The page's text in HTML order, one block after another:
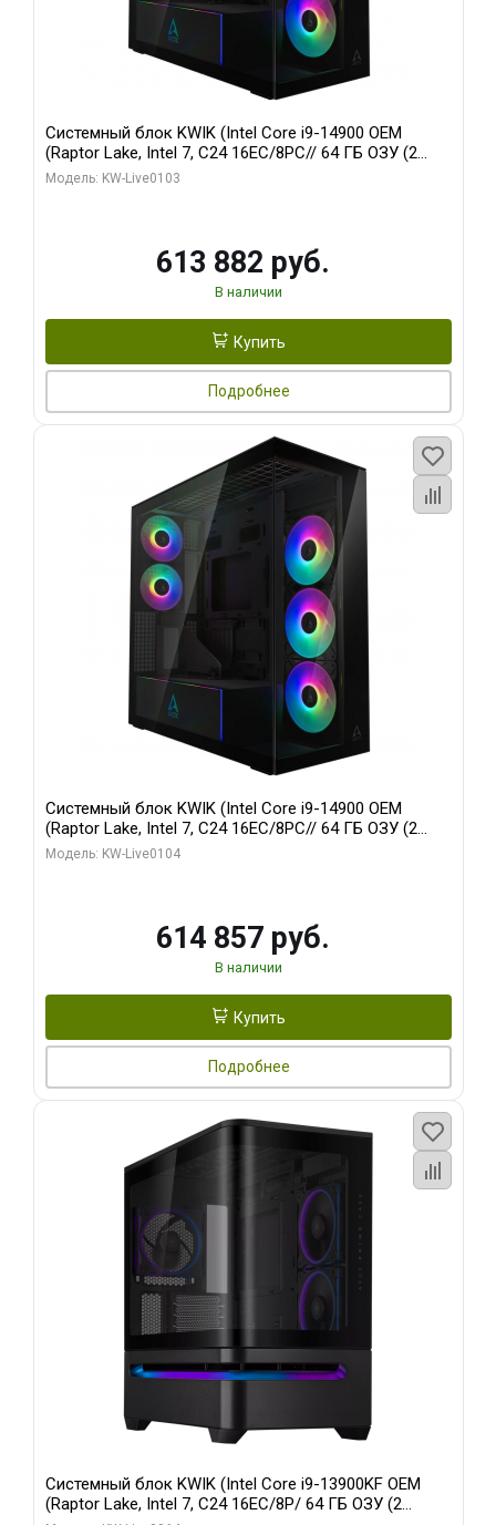
Системный блок KWIK (Intel Core i9-14900 OEM
(Raptor Lake, Intel 7, C24 16EC/8PC// 64 ГБ ОЗУ (2
модуля)/ Afox RTX4090 24GB GDDR6X 384-Bit 3xDP
Модель: KW-Live0103
613 882 руб.
В наличии
Купить
Подробнее
Системный блок KWIK (Intel Core i9-14900 OEM
(Raptor Lake, Intel 7, C24 16EC/8PC// 64 ГБ ОЗУ (2
модуля)/ Afox RTX4090 24GB GDDR6X 384-Bit 3xDP
Модель: KW-Live0104
614 857 руб.
В наличии
Купить
Подробнее
Системный блок KWIK (Intel Core i9-13900KF OEM
(Raptor Lake, Intel 7, C24 16EC/8P/ 64 ГБ ОЗУ (2